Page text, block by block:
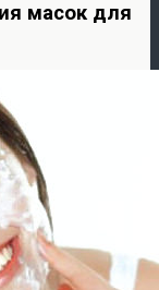
масок для